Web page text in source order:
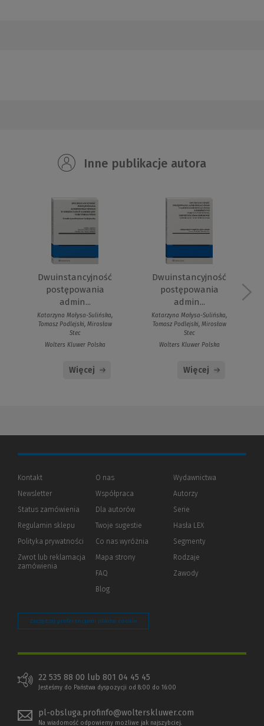
Inne publikacje autora
Dwuinstancyjność
postępowania
admin...
Katarzyna Małysa-Sulińska,
Tomasz Podlejski, Mirosław
Stec
Wolters Kluwer Polska
Więcej
Dwuinstancyjność
postępowania
admin...
Katarzyna Małysa-Sulińska,
Tomasz Podlejski, Mirosław
Stec
Wolters Kluwer Polska
Więcej
Kontakt
Newsletter
Status zamówienia
Regulamin sklepu
Polityka prywatności (Nowe
(Link
innej
Zwrot lub reklamacja
zamówienia
O nas
Współpraca
Dla autorów(Nowe
(Link
innej
strony)
Twoje sugestie
Co nas wyróżnia
Mapa strony
FAQ
Blog
Wydawnictwa
Autorzy
Serie
Hasła LEX
Segmenty
Rodzaje
Zawody
Zarządzaj preferencjami plików cookie
22 535 88 00 lub 801 04 45 45
Jesteśmy do Państwa dyspozycji od 8:00 do 16:00
pl-obsluga.profinfo@wolterskluwer.com
Na wiadomość odpowiemy możliwe jak najszybciej.